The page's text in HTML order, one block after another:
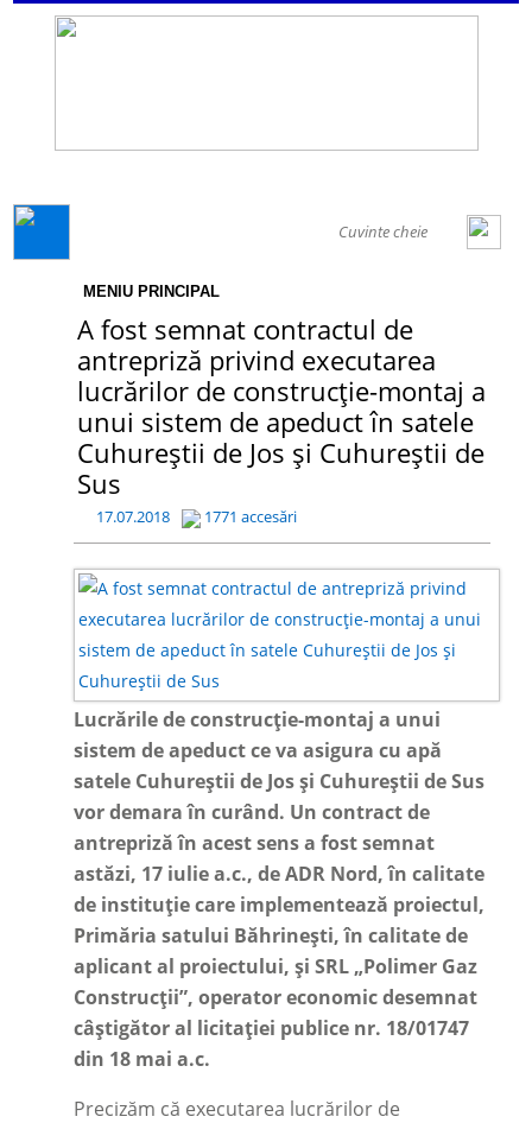
MENIU PRINCIPAL
A fost semnat contractul de
antrepriză privind executarea
lucrărilor de construcție-montaj a
unui sistem de apeduct în satele
Cuhureștii de Jos și Cuhureștii de
Sus
17.07.2018 1771 accesări
Lucrările de construcție-montaj a unui
sistem de apeduct ce va asigura cu apă
satele Cuhureștii de Jos și Cuhureștii de Sus
vor demara în curând. Un contract de
antrepriză în acest sens a fost semnat
astăzi, 17 iulie a.c., de ADR Nord, în calitate
de instituție care implementează proiectul,
Primăria satului Băhrinești, în calitate de
aplicant al proiectului, și SRL „Polimer Gaz
Construcții”, operator economic desemnat
câștigător al licitației publice nr. 18/01747
din 18 mai a.c.
Precizăm că executarea lucrărilor de